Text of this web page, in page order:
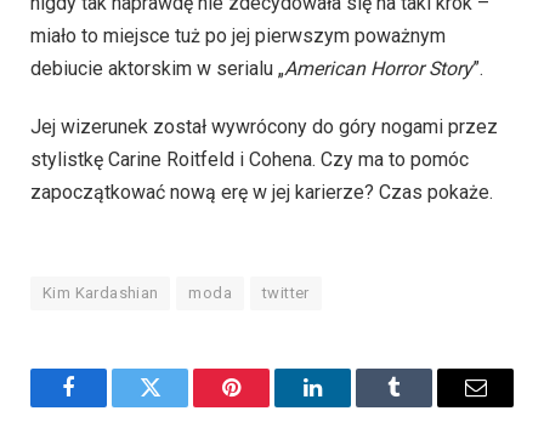
miało to miejsce tuż po jej pierwszym poważnym
debiucie aktorskim w serialu „American Horror Story”.
Jej wizerunek został wywrócony do góry nogami przez
stylistkę Carine Roitfeld i Cohena. Czy ma to pomóc
zapoczątkować nową erę w jej karierze? Czas pokaże.
Kim Kardashian moda twitter
FacebookTwitter Pinterest LinkedInTumblr Email